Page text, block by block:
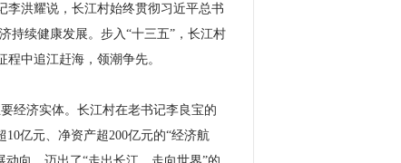
洪耀说，长江村始终贯彻习近平总书
持续健康发展。步入“十三五”，长江村
中追江赶海，领潮争先。
经济实体。长江村在老书记李良宝的
亿元、净资产超200亿元的“经济航